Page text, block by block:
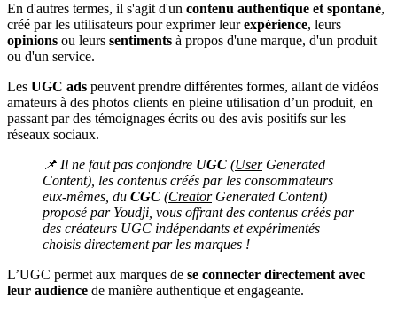
En d'autres termes, il s'agit d'un contenu authentique et spontané,
créé par les utilisateurs pour exprimer leurexpérience, leurs
opinions ou leurs sentiments à propos d'une marque, d'un produit
ou d'un service.
Les UGC ads peuvent prendre différentes formes, allant de vidéos
amateurs à des photos clients en pleine utilisation d’un produit, en
passant par des témoignages écrits ou des avis positifs sur les
réseaux sociaux.
📌 Il ne faut pas confondre UGC (UserGenerated
Content), les contenus créés par les consommateurs
eux-mêmes, du CGC (CreatorGenerated Content)
proposé par Youdji, vous offrant des contenus créés par
des créateurs UGC indépendants et expérimentés
choisis directement par les marques !
L’UGC permet aux marques de se connecter directement avec
leur audience de manière authentique et engageante.